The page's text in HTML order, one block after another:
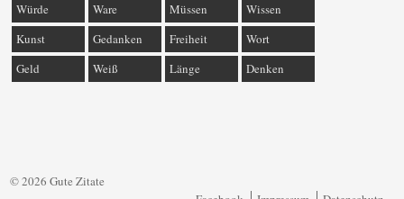
Würde
Ware Müssen
Wissen
Kunst
Gedanken Freiheit
Wort
Geld
Weiß Länge Denken
© 2026 Gute Zitate